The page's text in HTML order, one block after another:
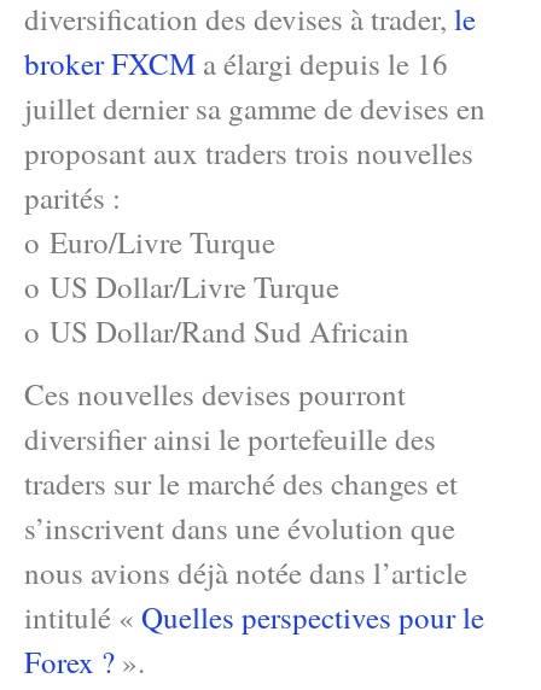
diversification des devises à trader, le
broker FXCM a élargi depuis le 16
juillet dernier sa gamme de devises en
proposant aux traders trois nouvelles
parités :
o Euro/Livre Turque
o US Dollar/Livre Turque
o US Dollar/Rand Sud Africain
Ces nouvelles devises pourront
diversifier ainsi le portefeuille des
traders sur le marché des changes et
s’inscrivent dans une évolution que
nous avions déjà notée dans l’article
intitulé « Quelles perspectives pour le
Forex ? ».